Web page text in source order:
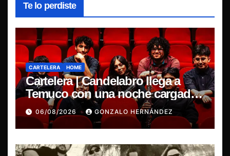
Te lo perdiste
CARTELERA HOME
Cartelera | Candelabro llega a
Temuco con una noche cargada
de indie
06/08/2026 GONZALO HERNÁNDEZ